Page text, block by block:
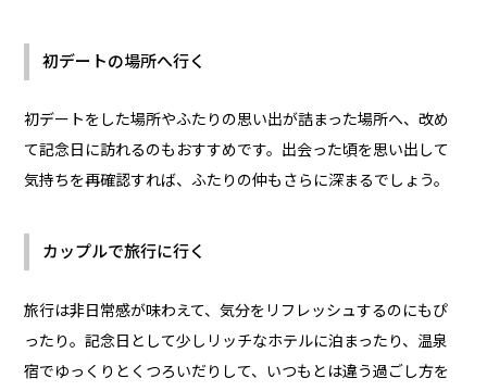
初デートの場所へ行く
初デートをした場所やふたりの思い出が詰まった場所へ、改め
て記念日に訪れるのもおすすめです。出会った頃を思い出して
気持ちを再確認すれば、ふたりの仲もさらに深まるでしょう。
カップルで旅行に行く
旅行は非日常感が味わえて、気分をリフレッシュするのにもぴ
ったり。記念日として少しリッチなホテルに泊まったり、温泉
宿でゆっくりとくつろいだりして、いつもとは違う過ごし方を